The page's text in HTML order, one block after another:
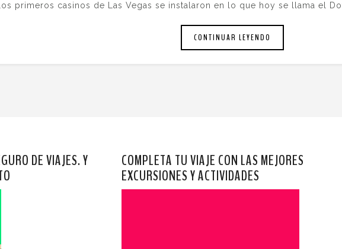
primeros casinos de Las Vegas se instalaron en lo que hoy se llama el
CONTINUAR LEYENDO
DE VIAJES. Y
COMPLETA TU VIAJE CON LAS MEJORES
EXCURSIONES Y ACTIVIDADES